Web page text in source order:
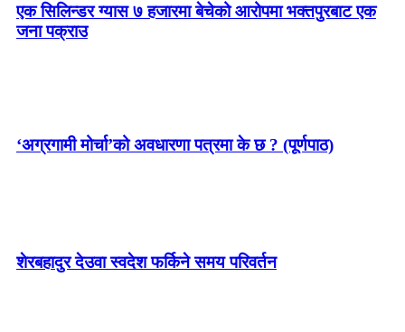
एक सिलिन्डर ग्यास ७ हजारमा बेचेको आरोपमा भक्तपुरबाट एक
जना पक्राउ
‘अग्रगामी मोर्चा’को अवधारणा पत्रमा के छ ? (पूर्णपाठ)
शेरबहादुर देउवा स्वदेश फर्किने समय परिवर्तन